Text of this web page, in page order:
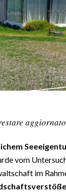
vom
im